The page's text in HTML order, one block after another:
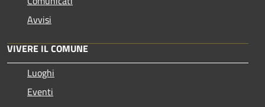
Avvisi
VIVERE IL COMUNE
Luoghi
Eventi